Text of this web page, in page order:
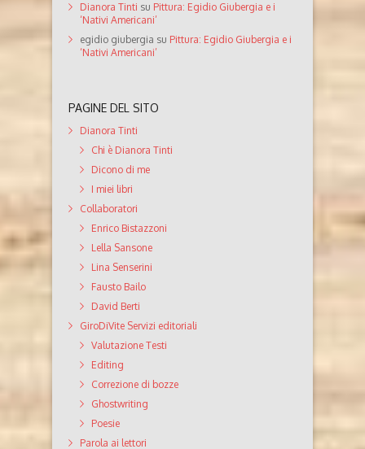
Dianora Tinti su Pittura: Egidio Giubergia e i
‘Nativi Americani’
egidio giubergia su Pittura: Egidio Giubergia e i
‘Nativi Americani’
PAGINE DEL SITO
Dianora Tinti
Chi è Dianora Tinti
Dicono di me
I miei libri
Collaboratori
Enrico Bistazzoni
Lella Sansone
Lina Senserini
Fausto Bailo
David Berti
GiroDiVite Servizi editoriali
Valutazione Testi
Editing
Correzione di bozze
Ghostwriting
Poesie
Parola ai lettori